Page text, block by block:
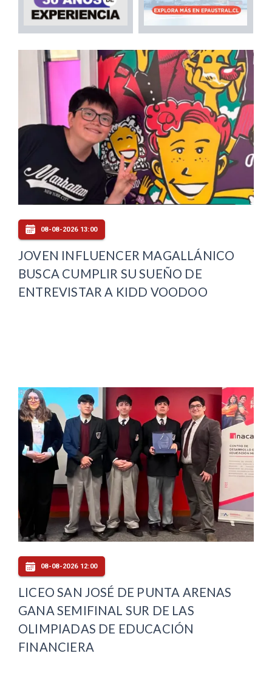
08-08-2026 13:00
JOVEN INFLUENCER MAGALLÁNICO
BUSCA CUMPLIR SU SUEÑO DE
ENTREVISTAR A KIDD VOODOO
08-08-2026 12:00
LICEO SAN JOSÉ DE PUNTA ARENAS
GANA SEMIFINAL SUR DE LAS
OLIMPIADAS DE EDUCACIÓN
FINANCIERA